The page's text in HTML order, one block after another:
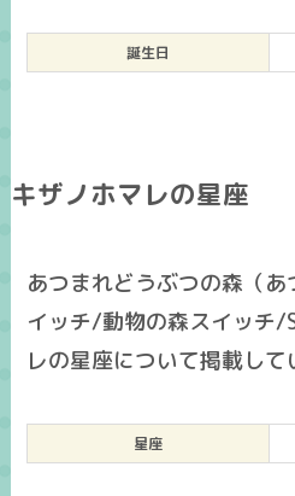
誕生日
キザノホマレの星座
あつまれどうぶつの森（
イッチ/動物の森スイッチ
レの星座について掲載して
星座